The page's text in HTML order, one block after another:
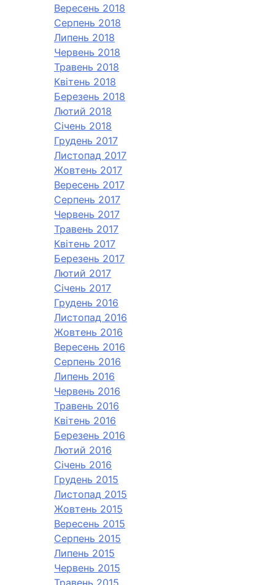
Вересень 2018
Серпень 2018
Липень 2018
Червень 2018
Травень 2018
Квітень 2018
Березень 2018
Лютий 2018
Січень 2018
Грудень 2017
Листопад 2017
Жовтень 2017
Вересень 2017
Серпень 2017
Червень 2017
Травень 2017
Квітень 2017
Березень 2017
Лютий 2017
Січень 2017
Грудень 2016
Листопад 2016
Жовтень 2016
Вересень 2016
Серпень 2016
Липень 2016
Червень 2016
Травень 2016
Квітень 2016
Березень 2016
Лютий 2016
Січень 2016
Грудень 2015
Листопад 2015
Жовтень 2015
Вересень 2015
Серпень 2015
Липень 2015
Червень 2015
Травень 2015